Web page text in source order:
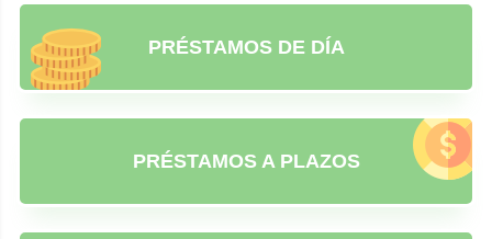
PRÉSTAMOS DE DÍA
PRÉSTAMOS A PLAZOS